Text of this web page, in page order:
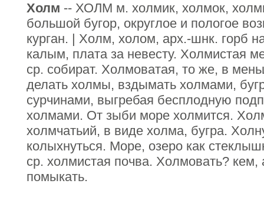
Холм -- ХОЛМ м. холмик, холмок,
большой бугор, округлое и пологое
курган. | Холм, холом, арх.-шнк. горб
калым, плата за невесту. Холмистая
ср. собират. Холмоватая, то же, в
делать холмы, вздымать холмами,
сурчинами, выгребая бесплодную
холмами. От зыби море холмится.
холмчатьий, в виде холма, бугра.
колыхнуться. Море, озеро как
ср. холмистая почва. Холмовать? кем,
помыкать.